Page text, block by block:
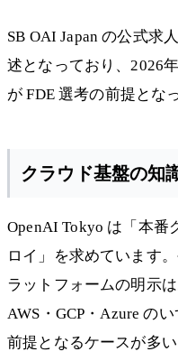
SB OAI Japan の公式求
述となっており、2026
が FDE 選考の前提とな
クラウド基盤の知
OpenAI Tokyo は「本番
ロイ」を求めています
ラットフォームの明示
AWS・GCP・Azure の
前提となるケースが多い